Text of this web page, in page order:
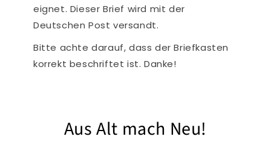
eignet. Dieser Brief wird mit der
Deutschen Post versandt.
Bitte achte darauf, dass der Briefkasten
korrekt beschriftet ist. Danke!
Aus Alt mach Neu!